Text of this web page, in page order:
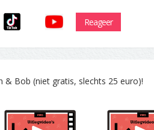
Reageer
& Bob (niet gratis, slechts 25 euro)!